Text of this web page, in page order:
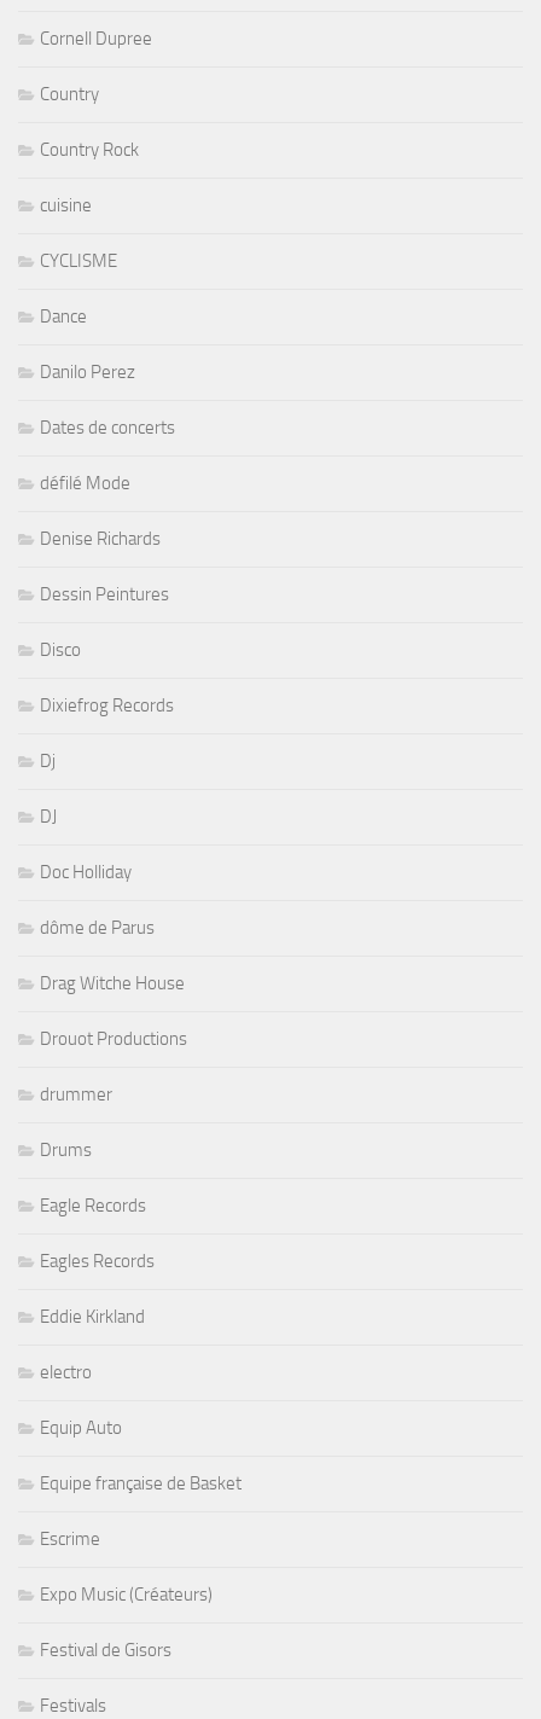
Cornell Dupree
Country
Country Rock
cuisine
CYCLISME
Dance
Danilo Perez
Dates de concerts
défilé Mode
Denise Richards
Dessin Peintures
Disco
Dixiefrog Records
Dj
DJ
Doc Holliday
dôme de Parus
Drag Witche House
Drouot Productions
drummer
Drums
Eagle Records
Eagles Records
Eddie Kirkland
electro
Equip Auto
Equipe française de Basket
Escrime
Expo Music (Créateurs)
Festival de Gisors
Festivals